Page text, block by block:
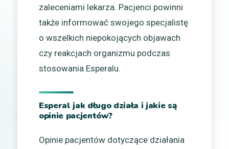
zaleceniami lekarza. Pacjenci powinni
także informować swojego specjalistę
o wszelkich niepokojących objawach
czy reakcjach organizmu podczas
stosowania Esperalu.
Esperal jak długo działa i jakie są
opinie pacjentów?
Opinie pacjentów dotyczące działania